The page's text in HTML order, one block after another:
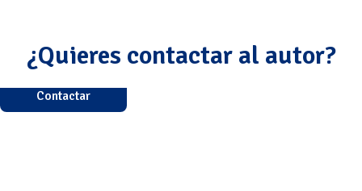
¿Quieres contactar al autor?
Contactar